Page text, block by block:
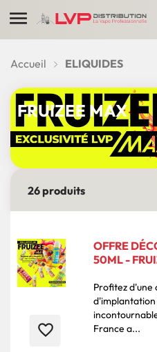

Accueil ELIQUIDES
FRUIZEE MAX
26 produits
favorite_border
OFFRE
50ML -
Profitez d'une
d'implantation
France a...